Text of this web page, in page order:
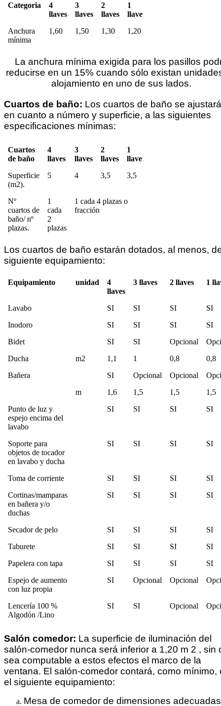
Categoria
4
llaves
3
llaves
2
llaves
1
llave
Anchura
mínima
1,60 1,50 1,30 1,20
La anchura mínima exigida para los pasillos
reducirse en un 15% cuando sólo existan
alojamiento en uno de sus lados.
Cuartos de baño: Los cuartos de baño se
en cuanto a número y superficie, a las siguientes
especificaciones mínimas:
Cuartos
de baño
4
llaves
3
llaves
2
llaves
1
llave
Superficie
(m2).
5 4 3,5 3,5
Nº
cuartos de
baño/ nº
plazas.
1
cada
2
plazas
1 cada 4 plazas o
fracción
Los cuartos de baño estarán dotados, al menos,
siguiente equipamiento:
Equipamiento unidad
4
llaves
3 llaves 2 llaves 1
Lavabo SI SI SI
SI
Inodoro
SI SI SI
SI
Bidet
SI SI Opcional
Ducha
m2 1,1 1 0,8
0,8
Bañera
SI Opcional Opcional
m
1,6 1,5 1,5
1,5
Punto de luz y
espejo encima del
lavabo
SI SI SI SI
Soporte para
objetos de tocador
en lavabo y ducha
SI SI SI SI
Toma de corriente SI SI SI
SI
Cortinas/mamparas
en bañera y/o
duchas
SI SI SI SI
Secador de pelo SI SI SI
SI
Taburete
SI SI SI
SI
Papelera con tapa
SI SI SI
SI
Espejo de aumento
con luz propia
SI Opcional Opcional
Lencería 100 %
Algodón /Lino
SI SI Opcional
Salón comedor: La superficie de iluminación del
salón-comedor nunca será inferior a 1,20 m 2 , sin
sea computable a estos efectos el marco de la
ventana. El salón-comedor contará, como mínimo,
el siguiente equipamiento:
Mesa de comedor de dimensiones